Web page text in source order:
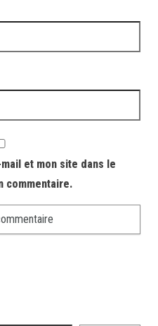
et mon site dans le
commentaire.